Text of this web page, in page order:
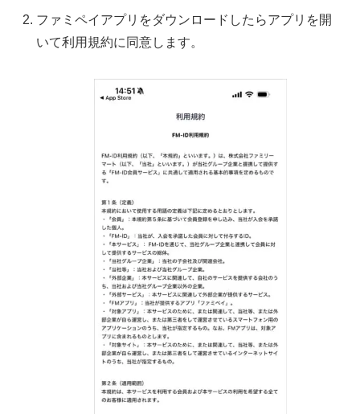
ファミペイアプリをダウンロードしたらアプリを開
いて利用規約に同意します。